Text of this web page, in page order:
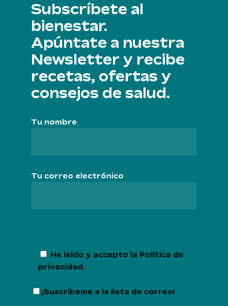
Subscríbete al
bienestar.
Apúntate a nuestra
Newsletter y recibe
recetas, ofertas y
consejos de salud.
Tu nombre
Tu correo electrónico
He leído y accepto la Política de
privacidad.
¡Suscríbeme a la lista de correo!